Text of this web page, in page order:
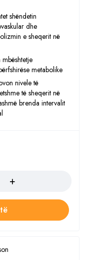
shëndetin
dhe
e sheqerit në
metabolike
nivele të
të sheqerit në
brenda intervalit